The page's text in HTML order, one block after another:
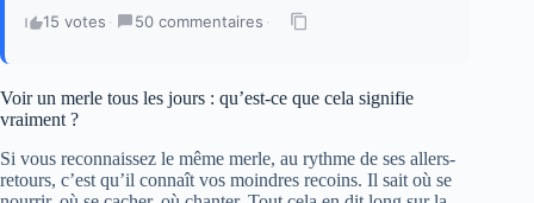
15 votes · 50 commentaires ·
Voir un merle tous les jours : qu’est-ce que cela signifie
vraiment ?
Si vous reconnaissez le même merle, au rythme de ses allers-
retours, c’est qu’il connaît vos moindres recoins. Il sait où se